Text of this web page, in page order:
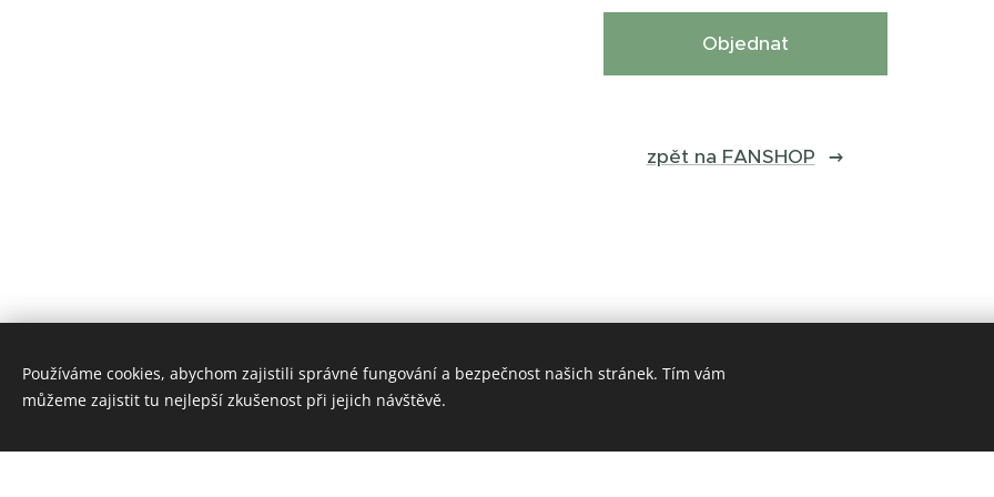
Objednat
zpět na FANSHOP
© 2023 Michal Kubiš
Používáme cookies, abychom zajistili správné fungování a bezpečnost našich stránek. Tím vám
můžeme zajistit tu nejlepší zkušenost při jejich návštěvě.